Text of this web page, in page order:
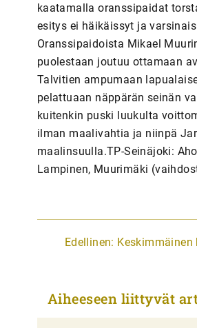
kaatamalla oranssipaidat
esitys ei häikäissyt ja
Oranssipaidoista Mikael
puolestaan joutuu ottamaan
Talvitien ampumaan
pelattuaan näppärän seinän
kuitenkin puski luukulta
ilman maalivahtia ja niinpä
maalinsuulla.TP-Seinäjoki:
Lampinen, Muurimäki
A
i
Edellinen: Keskimmäinen
Aiheeseen liittyvät